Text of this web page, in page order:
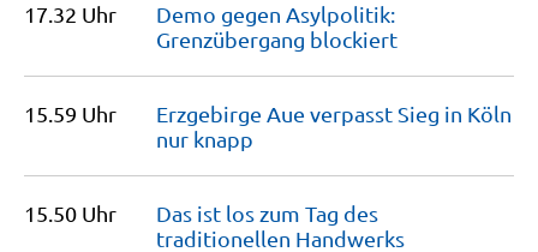
17.32 Uhr
Demo gegen Asylpolitik:
Grenzübergang blockiert
15.59 Uhr
Erzgebirge Aue verpasst Sieg in Köln
nur knapp
15.50 Uhr
Das ist los zum Tag des
traditionellen Handwerks